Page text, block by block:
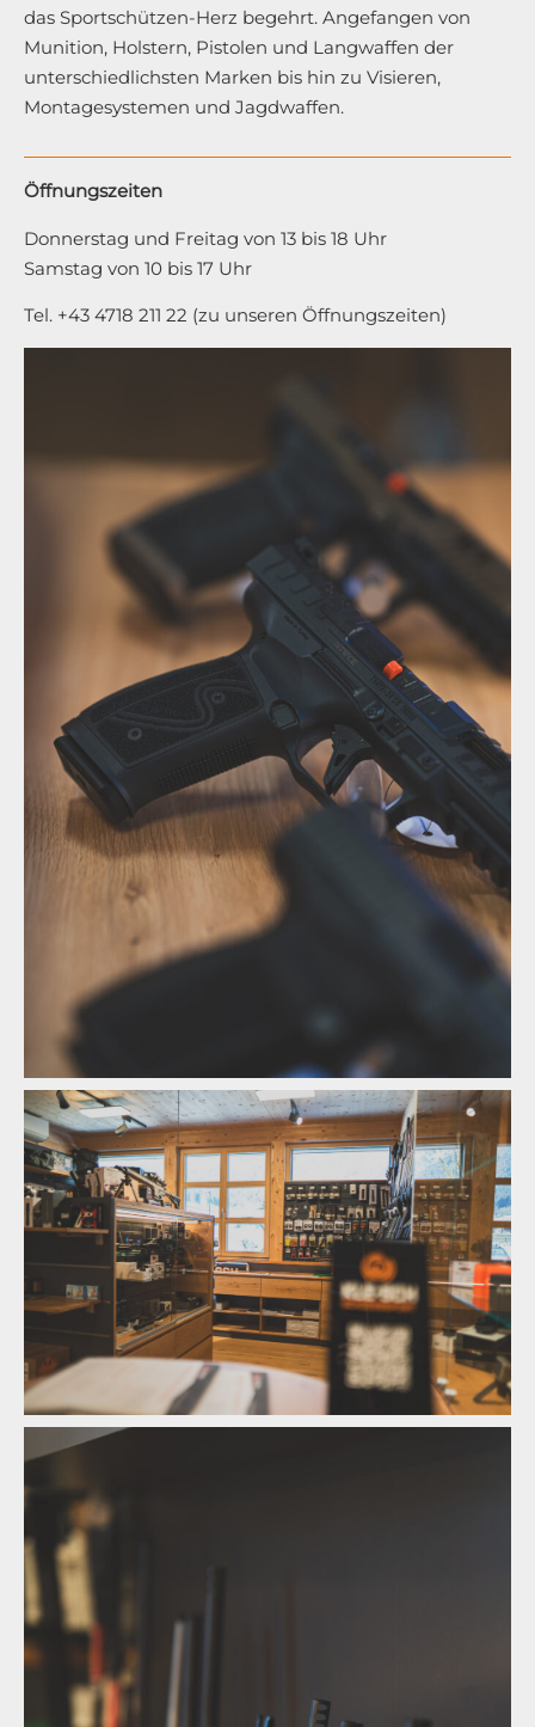
das Sportschützen-Herz begehrt. Angefangen von
Munition, Holstern, Pistolen und Langwaffen der
unterschiedlichsten Marken bis hin zu Visieren,
Montagesystemen und Jagdwaffen.
Öffnungszeiten
Donnerstag und Freitag von 13 bis 18 Uhr
Samstag von 10 bis 17 Uhr
Tel. +43 4718 211 22 (zu unseren Öffnungszeiten)